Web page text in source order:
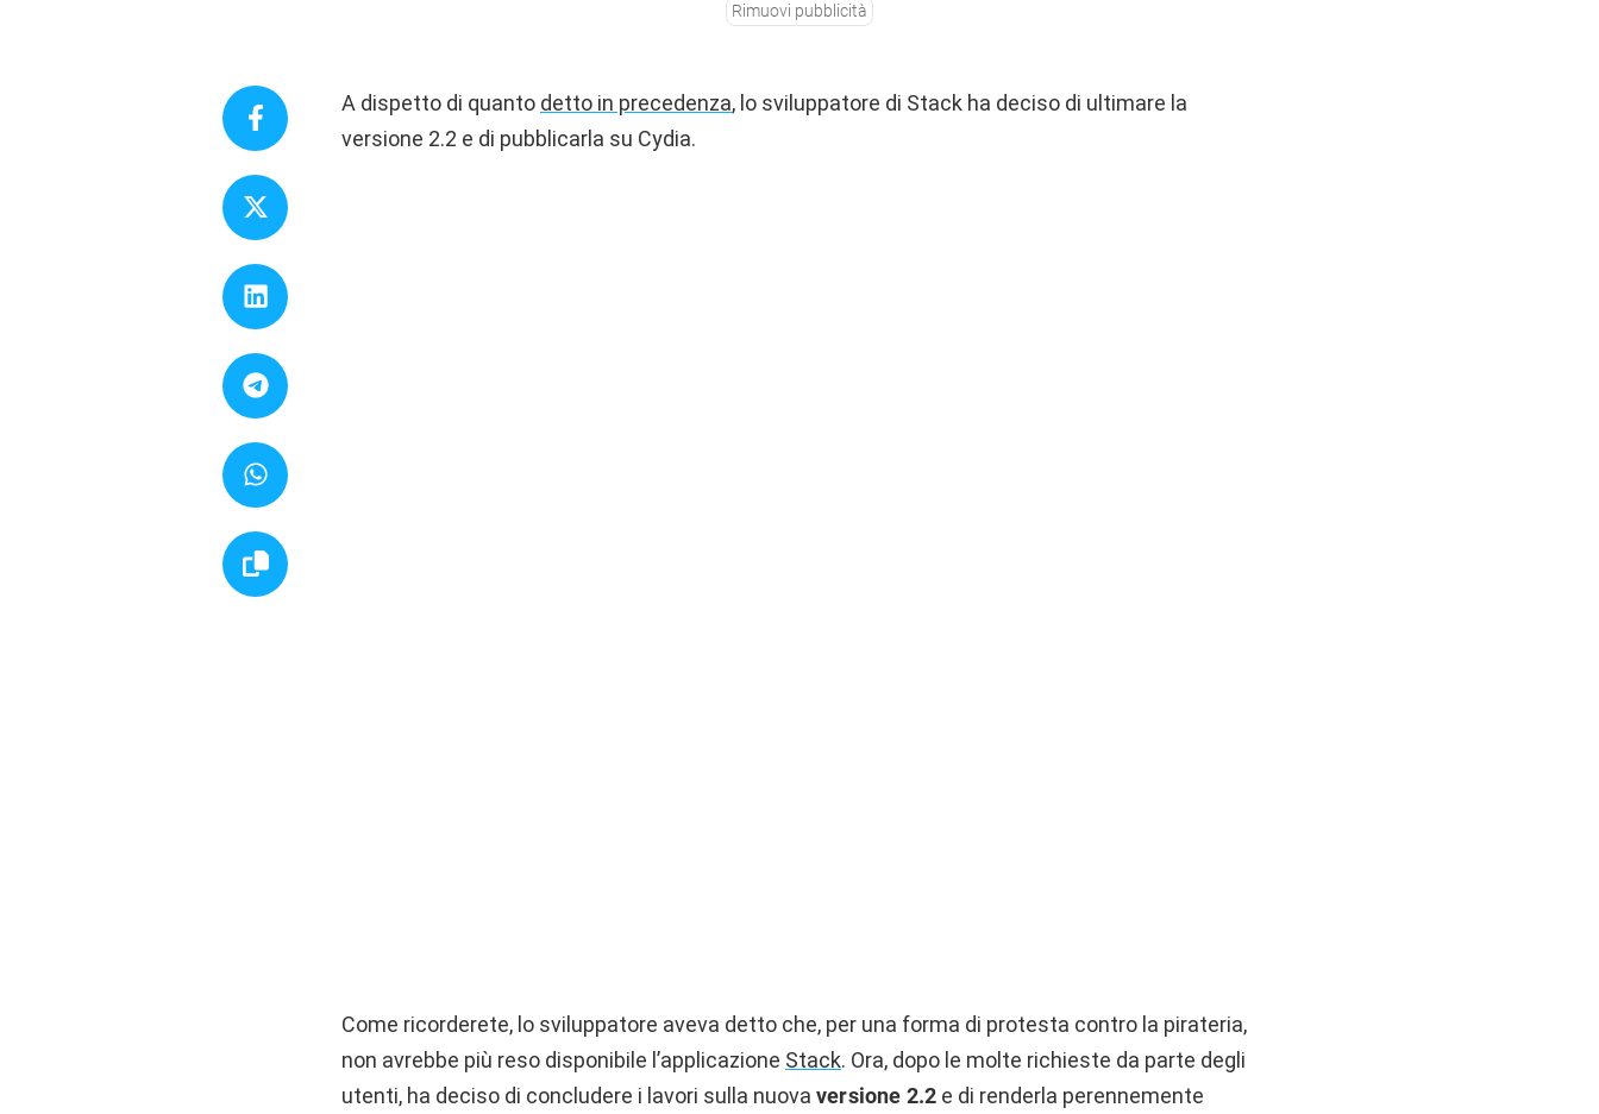
Rimuovi pubblicità
A dispetto di quanto detto in precedenza, lo sviluppatore di Stack ha deciso di ultimare la
versione 2.2 e di pubblicarla su Cydia.
Come ricorderete, lo sviluppatore aveva detto che, per una forma di protesta contro la pirateria,
non avrebbe più reso disponibile l’applicazione Stack. Ora, dopo le molte richieste da parte degli
utenti, ha deciso di concludere i lavori sulla nuova versione 2.2 e di renderla perennemente